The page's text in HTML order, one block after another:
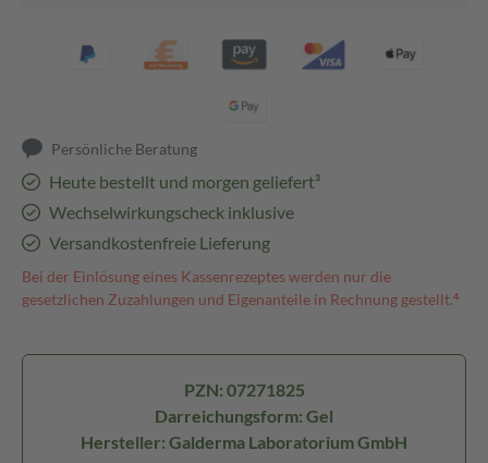
Persönliche Beratung
Heute bestellt und morgen geliefert³
Wechselwirkungscheck inklusive
Versandkostenfreie Lieferung
Bei der Einlösung eines Kassenrezeptes werden nur die
gesetzlichen Zuzahlungen und Eigenanteile in Rechnung gestellt.⁴
PZN: 07271825
Darreichungsform: Gel
Hersteller: Galderma Laboratorium GmbH